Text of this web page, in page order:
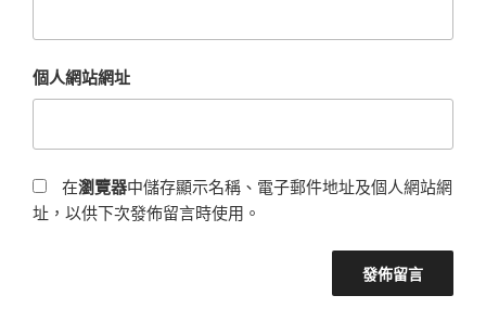
個人網站網址
在瀏覽器中儲存顯示名稱、電子郵件地址及個人網站網
址，以供下次發佈留言時使用。